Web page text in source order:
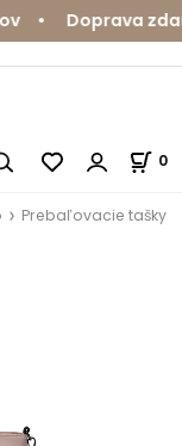
0
Prebaľovacie tašky